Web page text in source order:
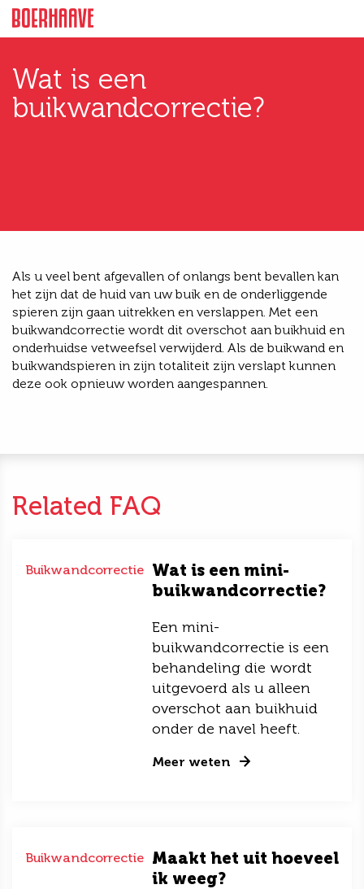
Wat is een
buikwandcorrectie?
Als u veel bent afgevallen of onlangs bent bevallen kan
het zijn dat de huid van uw buik en de onderliggende
spieren zijn gaan uitrekken en verslappen. Met een
buikwandcorrectie wordt dit overschot aan buikhuid en
onderhuidse vetweefsel verwijderd. Als de buikwand en
buikwandspieren in zijn totaliteit zijn verslapt kunnen
deze ook opnieuw worden aangespannen.
Related FAQ
Buikwandcorrectie Wat is een mini-
buikwandcorrectie?
Een mini-
buikwandcorrectie is een
behandeling die wordt
uitgevoerd als u alleen
overschot aan buikhuid
onder de navel heeft.
Meer weten
Buikwandcorrectie Maakt het uit hoeveel
ik weeg?